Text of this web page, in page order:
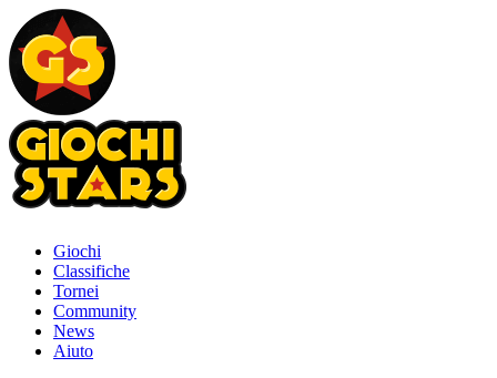
Giochi
Classifiche
Tornei
Community
News
Aiuto